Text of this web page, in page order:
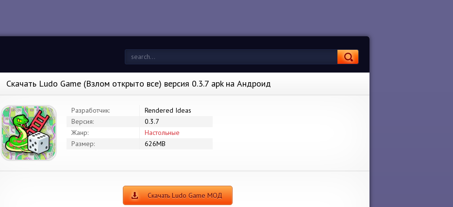
Скачать Ludo Game (Взлом открыто все) версия 0.3.7 apk на Андроид
Разработчик:
Rendered Ideas
Версия:
0.3.7
Жанр:
Настольные
Размер:
626MB
Скачать Ludo Game МОД